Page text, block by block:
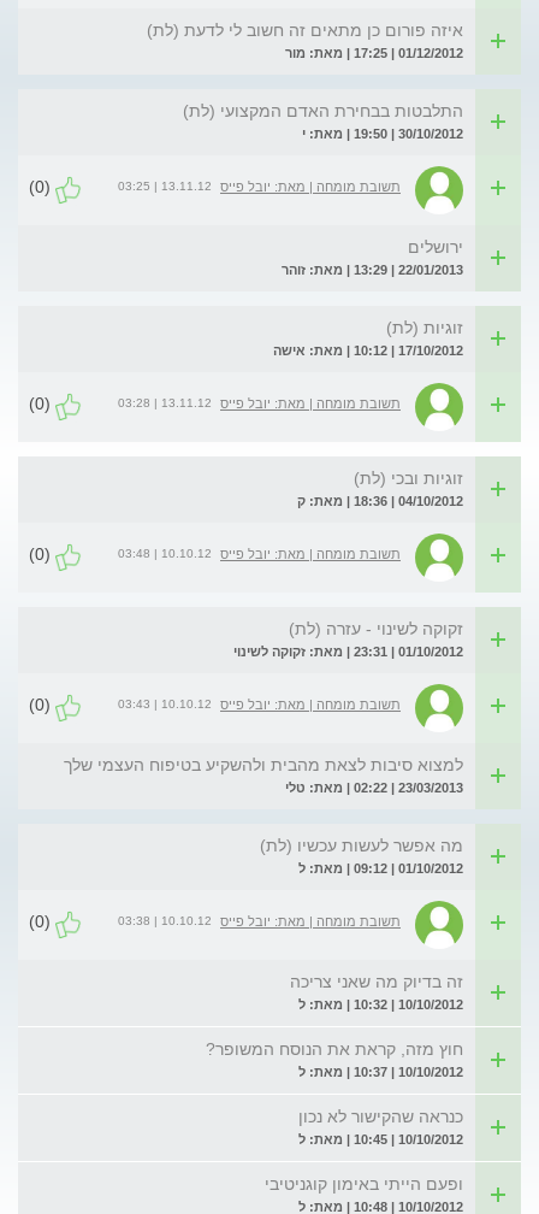
איזה פורום כן מתאים זה חשוב לי לדעת (לת)
01/12/2012 | 17:25 | מאת: מור
התלבטות בבחירת האדם המקצועי (לת)
30/10/2012 | 19:50 | מאת: י
תשובת מומחה | מאת: יובל פייס 13.11.12 | 03:25
(0)
ירושלים
22/01/2013 | 13:29 | מאת: זוהר
זוגיות (לת)
17/10/2012 | 10:12 | מאת: אישה
תשובת מומחה | מאת: יובל פייס 13.11.12 | 03:28
(0)
זוגיות ובכי (לת)
04/10/2012 | 18:36 | מאת: ק
תשובת מומחה | מאת: יובל פייס 10.10.12 | 03:48
(0)
זקוקה לשינוי - עזרה (לת)
01/10/2012 | 23:31 | מאת: זקוקה לשינוי
תשובת מומחה | מאת: יובל פייס 10.10.12 | 03:43
(0)
למצוא סיבות לצאת מהבית ולהשקיע בטיפוח העצמי שלך
23/03/2013 | 02:22 | מאת: טלי
מה אפשר לעשות עכשיו (לת)
01/10/2012 | 09:12 | מאת: ל
תשובת מומחה | מאת: יובל פייס 10.10.12 | 03:38
(0)
זה בדיוק מה שאני צריכה
10/10/2012 | 10:32 | מאת: ל
חוץ מזה, קראת את הנוסח המשופר?
10/10/2012 | 10:37 | מאת: ל
כנראה שהקישור לא נכון
10/10/2012 | 10:45 | מאת: ל
ופעם הייתי באימון קוגניטיבי
10/10/2012 | 10:48 | מאת: ל